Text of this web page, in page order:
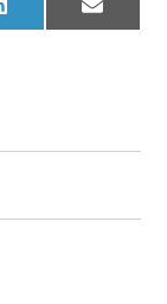
LinkedIn Email